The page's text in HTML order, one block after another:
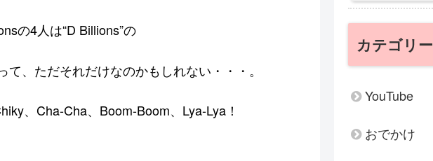
の4人は“D Billions”の
、ただそれだけなのかもしれない・・・。
、Cha-Cha、Boom-Boom、Lya-Lya！
カテゴリー
YouTube
おでかけ